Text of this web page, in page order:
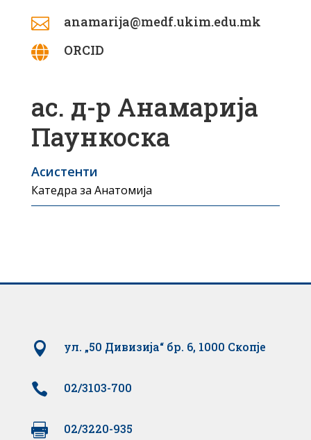
 anamarija@medf.ukim.edu.mk
 ORCID
ас. д-р Анамарија
Паункоска
Асистенти
Катедра за Анатомија
 ул. „50 Дивизија“ бр. 6, 1000 Скопје
 02/3103-700
 02/3220-935